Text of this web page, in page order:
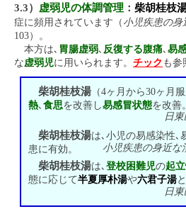
3.3） 虚弱児の体調管理 ： 柴胡桂枝
症に頻用されています（ 小児疾患の
103）。
本方は､ 胃腸虚弱､ 反復する腹痛､ 易
な虚弱児に用いられます。 チック も参
柴胡桂枝湯 （4ヶ月から30ヶ月
熱､食思を改善し易感冒状態を改善。
日
柴胡桂枝湯は､小児の易感染性､
患に有効。
小児疾患の身近な
柴胡桂枝湯は､登校困難児の起
態に応じて半夏厚朴湯や六君子湯
日